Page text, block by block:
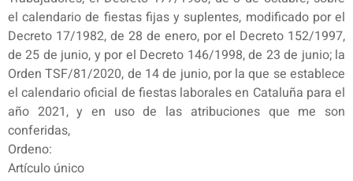
el calendario de fiestas fijas y suplentes, modificado por el
Decreto 17/1982, de 28 de enero, por el Decreto 152/1997,
de 25 de junio, y por el Decreto 146/1998, de 23 de junio; la
Orden TSF/81/2020, de 14 de junio, por la que se establece
el calendario oficial de fiestas laborales en Cataluña para el
año 2021, y en uso de las atribuciones que me son
conferidas,
Ordeno:
Artículo único